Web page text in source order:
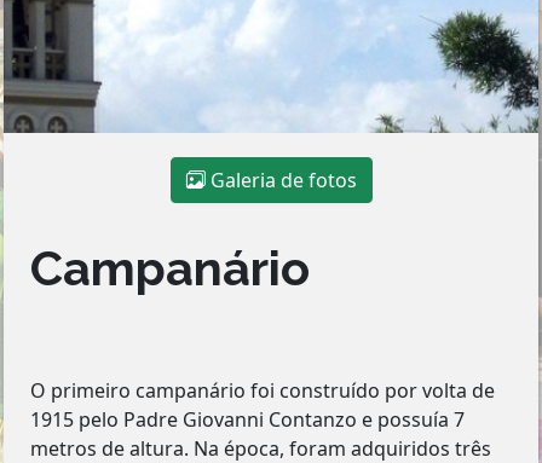
Galeria de fotos
Campanário
O primeiro campanário foi construído por volta de
1915 pelo Padre Giovanni Contanzo e possuía 7
metros de altura. Na época, foram adquiridos três